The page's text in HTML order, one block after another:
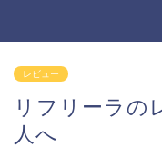
レビュー
リフリーラの
人へ